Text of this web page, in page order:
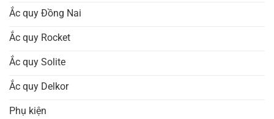
Ắc quy Đồng Nai
Ắc quy Rocket
Ắc quy Solite
Ắc quy Delkor
Phụ kiện